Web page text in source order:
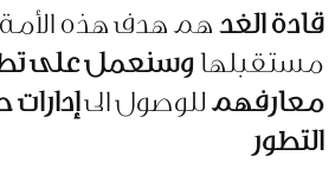
قادة الغدهم هدف هذه
مستقبلهاوسنعمل على
معارفهمللوصول الى
التطور